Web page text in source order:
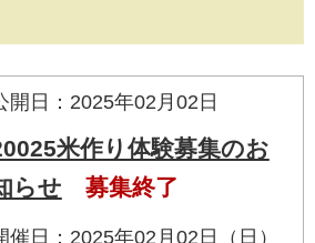
開日：2025年02月02日
米作り体験募集のお
らせ
募集終了
催日：2025年02月02日（日）